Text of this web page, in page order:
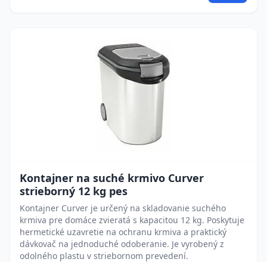
Kontajner na suché krmivo Curver
strieborný 12 kg pes
Kontajner Curver je určený na skladovanie suchého
krmiva pre domáce zvieratá s kapacitou 12 kg. Poskytuje
hermetické uzavretie na ochranu krmiva a praktický
dávkovač na jednoduché odoberanie. Je vyrobený z
odolného plastu v striebornom prevedení.